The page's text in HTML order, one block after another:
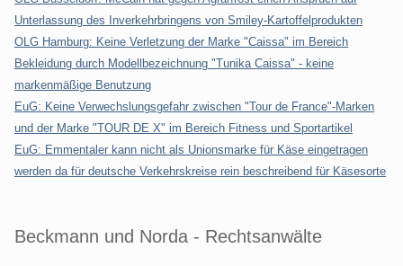
Unterlassung des Inverkehrbringens von Smiley-Kartoffelprodukten
OLG Hamburg: Keine Verletzung der Marke "Caissa" im Bereich
Bekleidung durch Modellbezeichnung "Tunika Caissa" - keine
markenmäßige Benutzung
EuG: Keine Verwechslungsgefahr zwischen "Tour de France"-Marken
und der Marke "TOUR DE X" im Bereich Fitness und Sportartikel
EuG: Emmentaler kann nicht als Unionsmarke für Käse eingetragen
werden da für deutsche Verkehrskreise rein beschreibend für Käsesorte
Beckmann und Norda - Rechtsanwälte